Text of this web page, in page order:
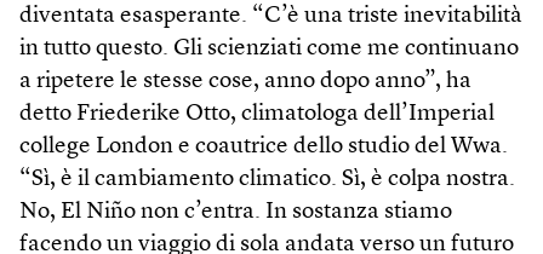
diventata esasperante. “C’è una triste inevitabilità
in tutto questo. Gli scienziati come me continuano
a ripetere le stesse cose, anno dopo anno”, ha
detto Friederike Otto, climatologa dell’Imperial
college London e coautrice dello studio del Wwa.
“Sì, è il cambiamento climatico. Sì, è colpa nostra.
No, El Niño non c’entra. In sostanza stiamo
facendo un viaggio di sola andata verso un futuro